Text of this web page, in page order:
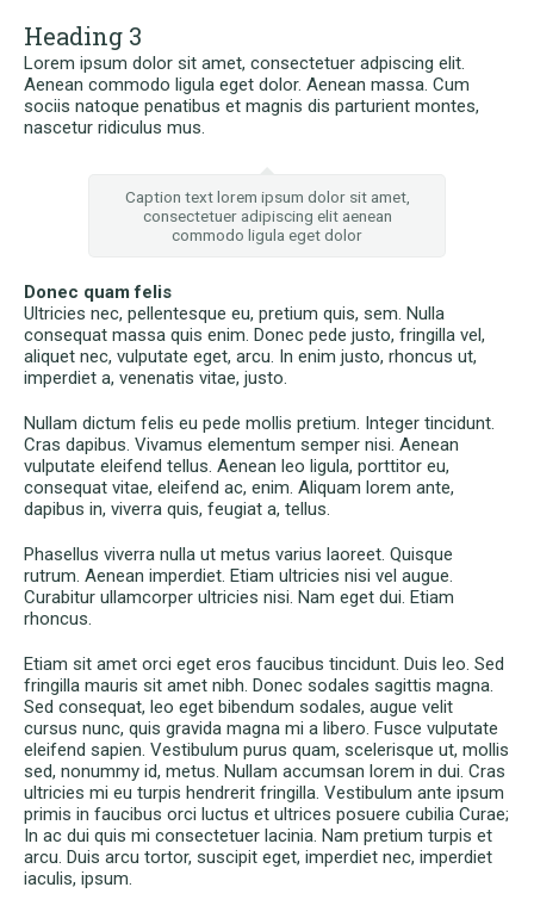
Heading 3
Lorem ipsum dolor sit amet, consectetuer adpiscing elit.
Aenean commodo ligula eget dolor. Aenean massa. Cum
sociis natoque penatibus et magnis dis parturient montes,
nascetur ridiculus mus.
Caption text lorem ipsum dolor sit amet,
consectetuer adipiscing elit aenean
commodo ligula eget dolor
Donec quam felis
Ultricies nec, pellentesque eu, pretium quis, sem. Nulla
consequat massa quis enim. Donec pede justo, fringilla vel,
aliquet nec, vulputate eget, arcu. In enim justo, rhoncus ut,
imperdiet a, venenatis vitae, justo.
Nullam dictum felis eu pede mollis pretium. Integer tincidunt.
Cras dapibus. Vivamus elementum semper nisi. Aenean
vulputate eleifend tellus. Aenean leo ligula, porttitor eu,
consequat vitae, eleifend ac, enim. Aliquam lorem ante,
dapibus in, viverra quis, feugiat a, tellus.
Phasellus viverra nulla ut metus varius laoreet. Quisque
rutrum. Aenean imperdiet. Etiam ultricies nisi vel augue.
Curabitur ullamcorper ultricies nisi. Nam eget dui. Etiam
rhoncus.
Etiam sit amet orci eget eros faucibus tincidunt. Duis leo. Sed
fringilla mauris sit amet nibh. Donec sodales sagittis magna.
Sed consequat, leo eget bibendum sodales, augue velit
cursus nunc, quis gravida magna mi a libero. Fusce vulputate
eleifend sapien. Vestibulum purus quam, scelerisque ut, mollis
sed, nonummy id, metus. Nullam accumsan lorem in dui. Cras
ultricies mi eu turpis hendrerit fringilla. Vestibulum ante ipsum
primis in faucibus orci luctus et ultrices posuere cubilia Curae;
In ac dui quis mi consectetuer lacinia. Nam pretium turpis et
arcu. Duis arcu tortor, suscipit eget, imperdiet nec, imperdiet
iaculis, ipsum.